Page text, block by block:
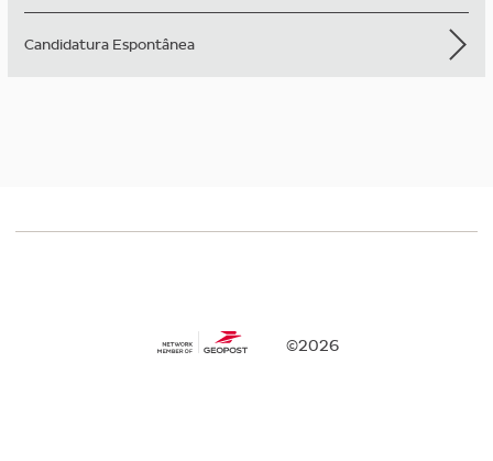
Candidatura Espontânea
©2026